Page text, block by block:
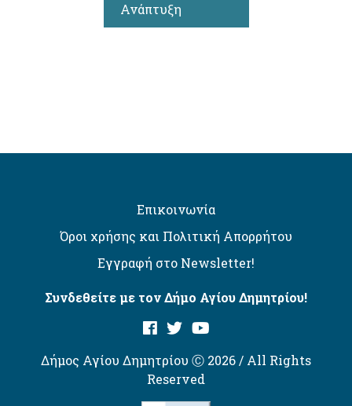
Ανάπτυξη
Επικοινωνία
Όροι χρήσης και Πολιτική Απορρήτου
Εγγραφή στο Newsletter!
Συνδεθείτε με τον Δήμο Αγίου Δημητρίου!
Δήμος Αγίου Δημητρίου Ⓒ 2026 / All Rights
Reserved